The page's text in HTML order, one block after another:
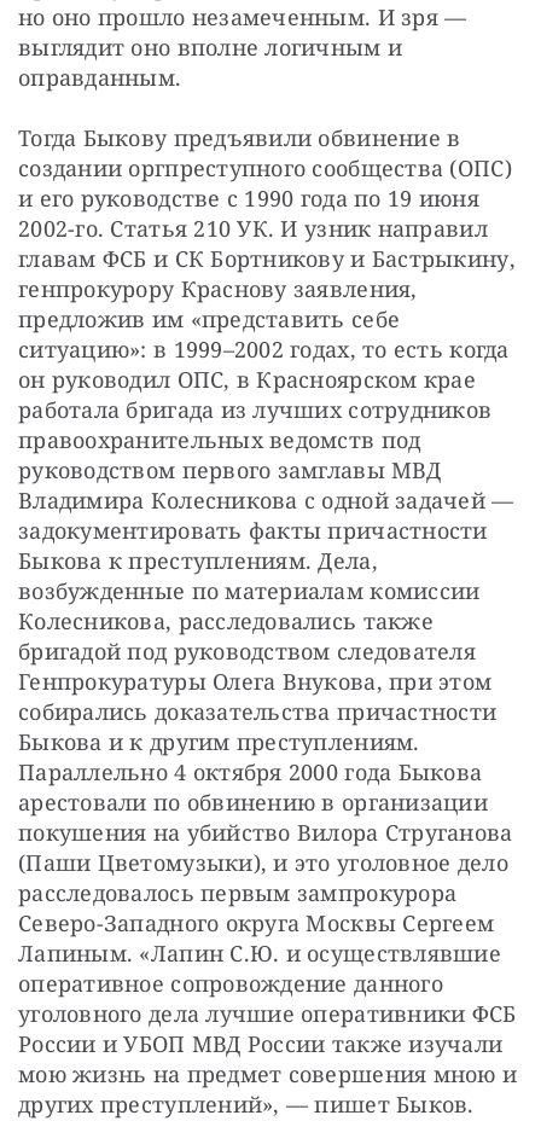
но оно прошло незамеченным. И зря —
выглядит оно вполне логичным и
оправданным.
Тогда Быкову предъявили обвинение в
создании оргпреступного сообщества (ОПС)
и его руководстве с 1990 года по 19 июня
2002-го. Статья 210 УК. И узник направил
главам ФСБ и СК Бортникову и Бастрыкину,
генпрокурору Краснову заявления,
предложив им «представить себе
ситуацию»: в 1999–2002 годах, то есть когда
он руководил ОПС, в Красноярском крае
работала бригада из лучших сотрудников
правоохранительных ведомств под
руководством первого замглавы МВД
Владимира Колесникова с одной задачей —
задокументировать факты причастности
Быкова к преступлениям. Дела,
возбужденные по материалам комиссии
Колесникова, расследовались также
бригадой под руководством следователя
Генпрокуратуры Олега Внукова, при этом
собирались доказательства причастности
Быкова и к другим преступлениям.
Параллельно 4 октября 2000 года Быкова
арестовали по обвинению в организации
покушения на убийство Вилора Струганова
(Паши Цветомузыки), и это уголовное дело
расследовалось первым зампрокурора
Северо-Западного округа Москвы Сергеем
Лапиным. «Лапин С.Ю. и осуществлявшие
оперативное сопровождение данного
уголовного дела лучшие оперативники ФСБ
России и УБОП МВД России также изучали
мою жизнь на предмет совершения мною и
других преступлений», — пишет Быков.